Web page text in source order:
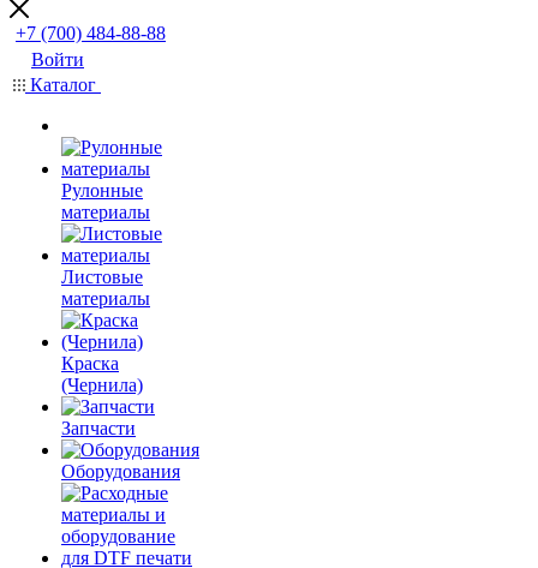
+7 (700) 484-88-88
Войти
Каталог
Рулонные
материалы
Листовые
материалы
Краска
(Чернила)
Запчасти
Оборудования